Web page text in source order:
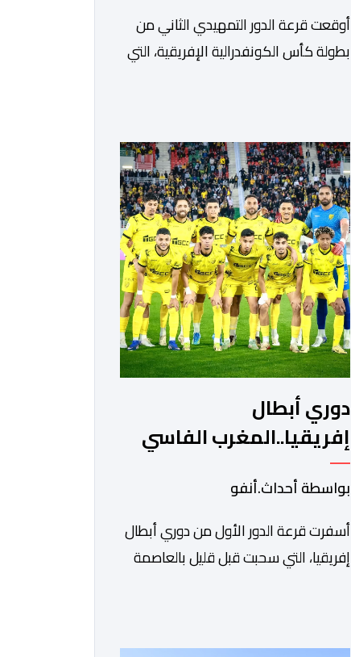
أوقعت قرعة الدور التمهيدي الثاني من
بطولة كأس الكونفدرالية الإفريقية، التي
مرتقبة أمام أندية غرب ووسط القارة. ​
وسيكون نادي الرجاء الرياضي على موعد
مع مواجهة المتأهل من المباراة التي
تجمع بين إيل كانيمي واريورز النيجيري
ونادي أوديب ممثل […]
دوري أبطال
إفريقيا..المغرب الفاسي
يواجه رحيمو البوركينابي
بواسطة أحداث.أنفو
أسفرت قرعة الدور الأول من دوري أبطال
إفريقيا، التي سحبت قبل قليل بالعاصمة